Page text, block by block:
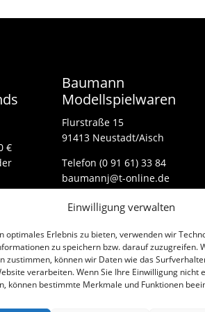
Einwilligung verwalten
optimales Erlebnis zu bieten, verwenden wir
zu speichern bzw. darauf zuzugreifen.
zustimmen, können wir Daten wie das
verarbeiten. Wenn Sie Ihre Einwilligung nicht
können bestimmte Merkmale und Funktionen
€
Baumann
Modellspielwaren
Flurstraße 15
91413 Neustadt/Aisch
Telefon (0 91 61) 33 84
baumannj@t-online.de
Impressum